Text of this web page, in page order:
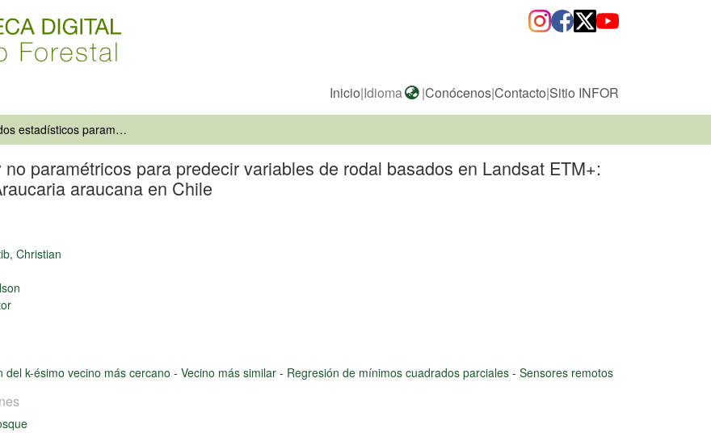
Inicio|Idioma |Conócenos|Contacto|Sitio INFOR
Métodos estadísticos paramétricos y no paramétricos para predecir variables de rodal basados en Landsat ETM+: una comparación en un bosque de Araucaria araucana en Chile
paramétricos para predecir variables de rodal basados en Landsat ETM+:
araucana en Chile
Christian
del k-ésimo vecino más cercano - Vecino más similar - Regresión de mínimos cuadrados parciales - Sensores remotos